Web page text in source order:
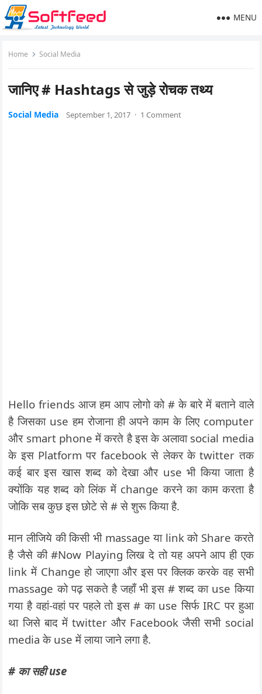
MENU
Home Social Media
जानिए # Hashtags से जुड़े रोचक तथ्य
Social Media September 1, 2017 · 1 Comment
Hello friends आज हम आप लोगो को # के बारे में बताने वाले
है जिसका use हम रोजाना ही अपने काम के लिए computer
और smart phone में करते है इस के अलावा social media
के इस Platform पर facebook से लेकर के twitter तक
कई बार इस खास शब्द को देखा और use भी किया जाता है
क्योंकि यह शब्द को लिंक में change करने का काम करता है
जोकि सब कुछ इस छोटे से # से शुरू किया है.
मान लीजिये की किसी भी massage या link को Share करते
है जैसे की #Now Playing लिख दे तो यह अपने आप ही एक
link में Change हो जाएगा और इस पर क्लिक करके वह सभी
massage को पढ़ सकते है जहाँ भी इस # शब्द का use किया
गया है वहां-वहां पर पहले तो इस # का use सिर्फ IRC पर हुआ
था जिसे बाद में twitter और Facebook जैसी सभी social
media के use में लाया जाने लगा है.
# का सही use